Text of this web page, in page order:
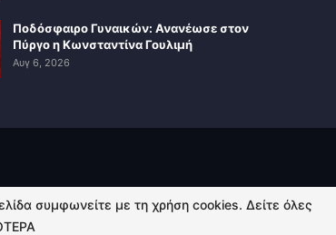
Ποδόσφαιρο Γυναικών: Ανανέωσε στον
Πύργο η Κωνσταντίνα Γουλιμή
Αυγ 6, 2026
συμφωνείτε με τη χρήση cookies. Δείτε όλες